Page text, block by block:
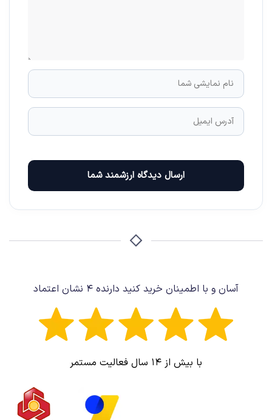
ارسال دیدگاه ارزشمند شما
آسان و با اطمینان خرید کنید دارنده ۴ نشان اعتماد
با بیش از ۱۴ سال فعالیت مستمر